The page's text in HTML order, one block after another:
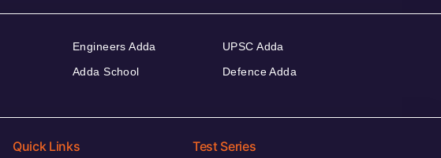
Engineers Adda
Adda School
UPSC Adda
Defence Adda
Quick Links Test Series